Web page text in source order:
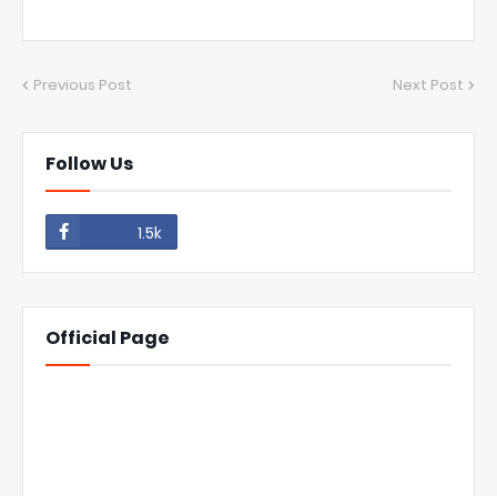
Previous Post Next Post
Follow Us
1.5k
Official Page